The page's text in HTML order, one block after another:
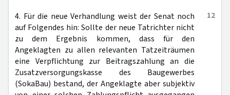
12
4. Für die neue Verhandlung weist der Senat noch
auf Folgendes hin: Sollte der neue Tatrichter nicht
zu dem Ergebnis kommen, dass für den
Angeklagten zu allen relevanten Tatzeiträumen
eine Verpflichtung zur Beitragszahlung an die
Zusatzversorgungskasse des Baugewerbes
(SokaBau) bestand, der Angeklagte aber subjektiv